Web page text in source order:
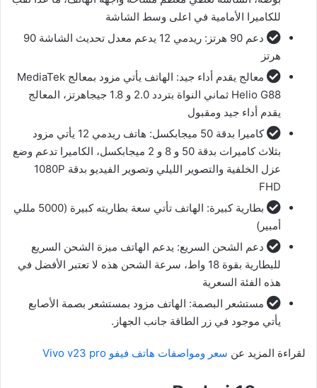
للكاميرا الأمامية في اعلى وسط الشاشة
دعم 90 هرتز: ريدمي 12 يدعم معدل تحديث الشاشة 90
هرتز
معالج يقدم أداء جيد: الهاتف يأتي مزود بمعالج MediaTek
Helio G88 ثماني النواة بتردد 2.0 و 1.8 جيجاهرتز، المعالج
يقدم أداء جيد ومقبول
كاميرا بدقة 50 ميجابكسل: هاتف ريدمي 12 يأتي مزود
بثلاث كاميرات بدقة 50 و 8 و 2 ميجابكسل، الكاميرا تدعم وضع
عزل الخلفية والتصوير الليلي وتصوير الفيديو بدقة 1080P
FHD
بطارية كبيرة: الهاتف تأتي سعة بطاريته كبيرة (5000 مللي
أمبير)
دعم الشحن السريع: يدعم الهاتف ميزة الشحن السريع
للبطارية بقوة 18 واط، سرعة الشحن هذه لا تعتبر الأفضل في
هذه الفئة السعرية
مستشعر البصمة: الهاتف مزود بمستشعر بصمة الأصابع
يأتي موجود في زر الطاقة جانب الجهاز.
لقراءة المزيد عن سعر ومواصفات هاتف فيفو Vivo v23 pro